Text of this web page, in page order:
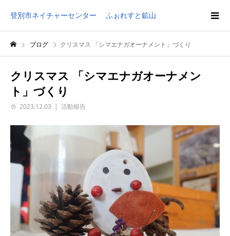
登別市ネイチャーセンター ふぉれすと鉱山
ブログ クリスマス 「シマエナガオーナメント」づくり
クリスマス 「シマエナガオーナメン
ト」づくり
2023.12.03 活動報告